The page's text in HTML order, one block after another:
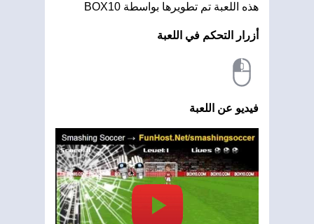
هذه اللعبة تم تطويرها بواسطة BOX10
أزرار التحكم في اللعبة
فيديو عن اللعبة